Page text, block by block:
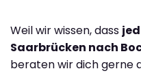
Weil wir wissen, dass
Saarbrücken nach
beraten wir dich gerne